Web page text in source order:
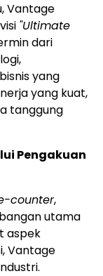
Vantage
"Ultimate
dari
yang
yang kuat,
tanggung
Pengakuan
counter,
utama
aspek
Vantage